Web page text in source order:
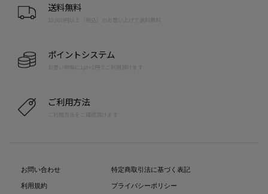
送料無料
10,000円以上（税込）のお買い上げで送料無料
ポイントシステム
お買い物毎に1pt=1円でご利用頂けます
ご利用方法
ご利用方法をご確認頂けます
お問い合わせ
利用規約
特定商取引法に基づく表記
プライバシーポリシー